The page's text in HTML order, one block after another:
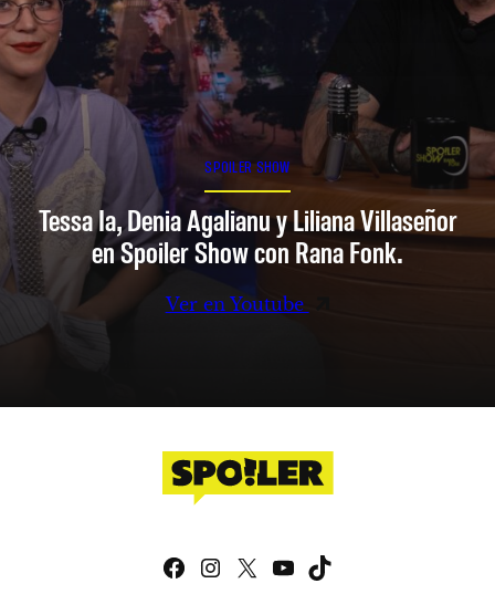
SPOILER SHOW
Tessa Ia, Denia Agalianu y Liliana Villaseñor
en Spoiler Show con Rana Fonk.
Ver en Youtube
Facebook
Instagram
X YouTube